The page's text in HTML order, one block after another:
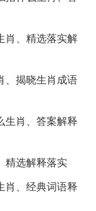
肖、精选落实解
、揭晓生肖成语
生肖、答案解释
精选解释落实
肖、经典词语释